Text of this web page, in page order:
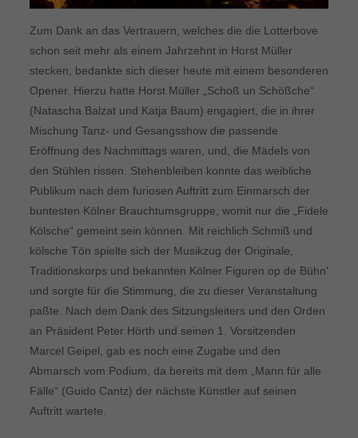
Zum Dank an das Vertrauern, welches die die Lotterbove
schon seit mehr als einem Jahrzehnt in Horst Müller
stecken, bedankte sich dieser heute mit einem besonderen
Opener. Hierzu hatte Horst Müller „Schoß un Schößche“
(Natascha Balzat und Katja Baum) engagiert, die in ihrer
Mischung Tanz- und Gesangsshow die passende
Eröffnung des Nachmittags waren, und, die Mädels von
den Stühlen rissen. Stehenbleiben konnte das weibliche
Publikum nach dem furiosen Auftritt zum Einmarsch der
buntesten Kölner Brauchtumsgruppe, womit nur die „Fidele
Kölsche“ gemeint sein können. Mit reichlich Schmiß und
kölsche Tön spielte sich der Musikzug der Originale,
Traditionskorps und bekannten Kölner Figuren op de Bühn‘
und sorgte für die Stimmung, die zu dieser Veranstaltung
paßte. Nach dem Dank des Sitzungsleiters und den Orden
an Präsident Peter Hörth und seinen 1. Vorsitzenden
Marcel Geipel, gab es noch eine Zugabe und den
Abmarsch vom Podium, da bereits mit dem „Mann für alle
Fälle“ (Guido Cantz) der nächste Künstler auf seinen
Auftritt wartete.